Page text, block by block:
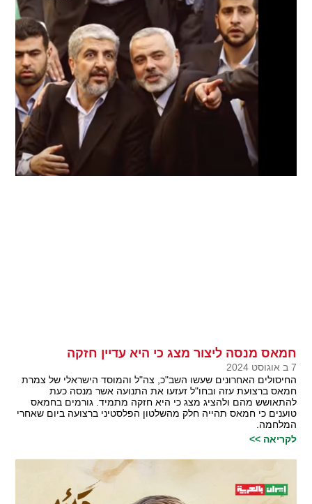
חמאס מנסה ליצור מצג כי היא עדיין חזקה
7 ב אוגוסט 2024
החיסולים האחרונים שעשו השב"כ, צה"ל והמוסד הישראלי של צמרת
חמאס ברצועת עזה ובחו"ל זעזעו את התנועה אשר מנסה כעת
להתאושש מהם ולהציג מצג כי היא חזקה מתמיד. גורמים בחמאס
טוענים כי חמאס תהייה חלק מהשלטון הפלסטיני ברצועה ביום שאחרי
המלחמה.
לקריאה >>